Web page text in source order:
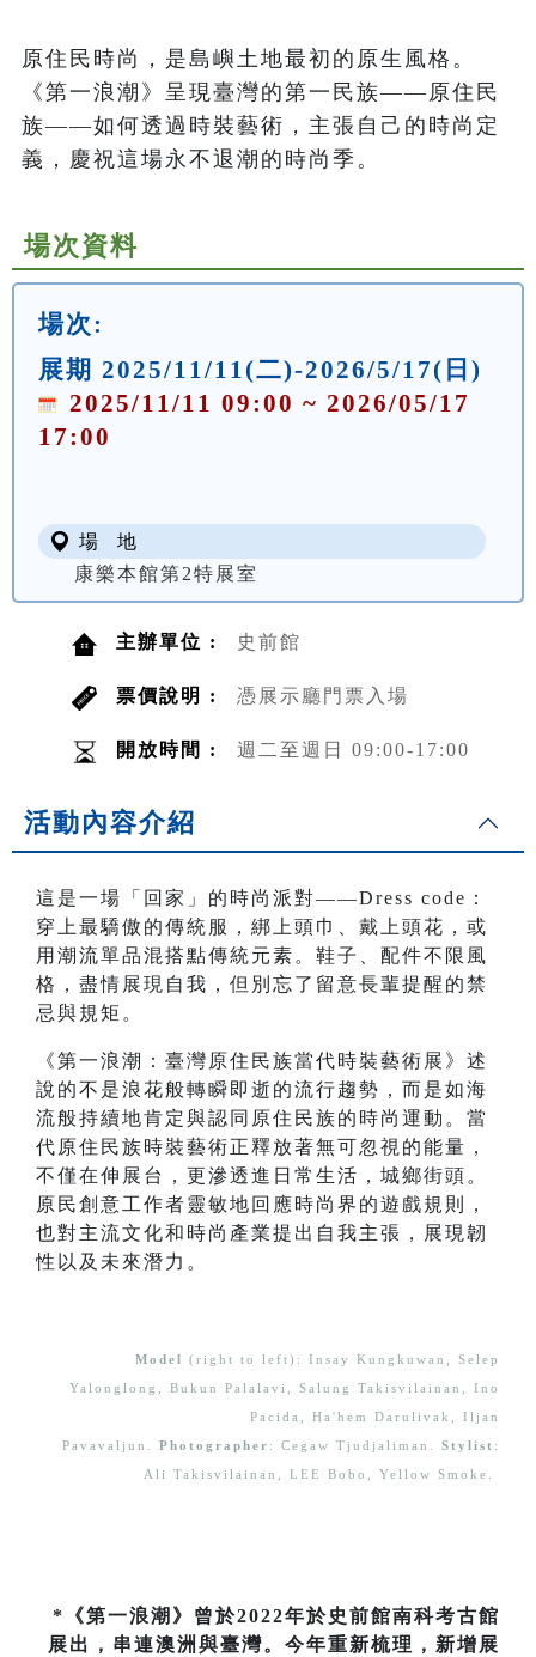
原住民時尚，是島嶼土地最初的原生風格。
《第一浪潮》呈現臺灣的第一民族——原住民
族——如何透過時裝藝術，主張自己的時尚定
義，慶祝這場永不退潮的時尚季。
場次資料
場次:
展期 2025/11/11(二)-2026/5/17(日)
2025/11/11 09:00 ~ 2026/05/17
17:00
場 地
康樂本館第2特展室
主辦單位 : 史前館
票價說明 : 憑展示廳門票入場
開放時間 : 週二至週日 09:00-17:00
活動內容介紹
這是一場「回家」的時尚派對——Dress code：
穿上最驕傲的傳統服，綁上頭巾、戴上頭花，或
用潮流單品混搭點傳統元素。鞋子、配件不限風
格，盡情展現自我，但別忘了留意長輩提醒的禁
忌與規矩。
《第一浪潮：臺灣原住民族當代時裝藝術展》述
說的不是浪花般轉瞬即逝的流行趨勢，而是如海
流般持續地肯定與認同原住民族的時尚運動。當
代原住民族時裝藝術正釋放著無可忽視的能量，
不僅在伸展台，更滲透進日常生活，城鄉街頭。
原民創意工作者靈敏地回應時尚界的遊戲規則，
也對主流文化和時尚產業提出自我主張，展現韌
性以及未來潛力。
Model (right to left): Insay Kungkuwan, Selep
Yalonglong, Bukun Palalavi, Salung Takisvilainan, Ino
Pacida, Ha'hem Darulivak, Iljan
Pavavaljun. Photographer : Cegaw Tjudjaliman. Stylist :
Ali Takisvilainan, LEE Bobo, Yellow Smoke.
*《第一浪潮》曾於2022年於史前館南科考古館
展出，串連澳洲與臺灣。今年重新梳理，新增展